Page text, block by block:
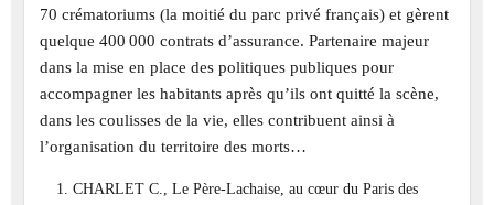
70 crématoriums (la moitié du parc privé français) et gèrent
quelque 400 000 contrats d’assurance. Partenaire majeur
dans la mise en place des politiques publiques pour
accompagner les habitants après qu’ils ont quitté la scène,
dans les coulisses de la vie, elles contribuent ainsi à
l’organisation du territoire des morts…
CHARLET C., Le Père-Lachaise, au cœur du Paris des